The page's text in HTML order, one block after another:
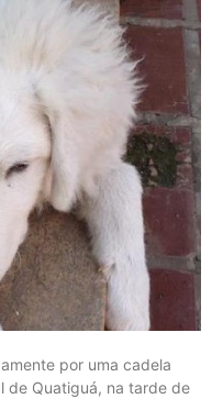
por uma cadela
de Quatiguá, na tarde de